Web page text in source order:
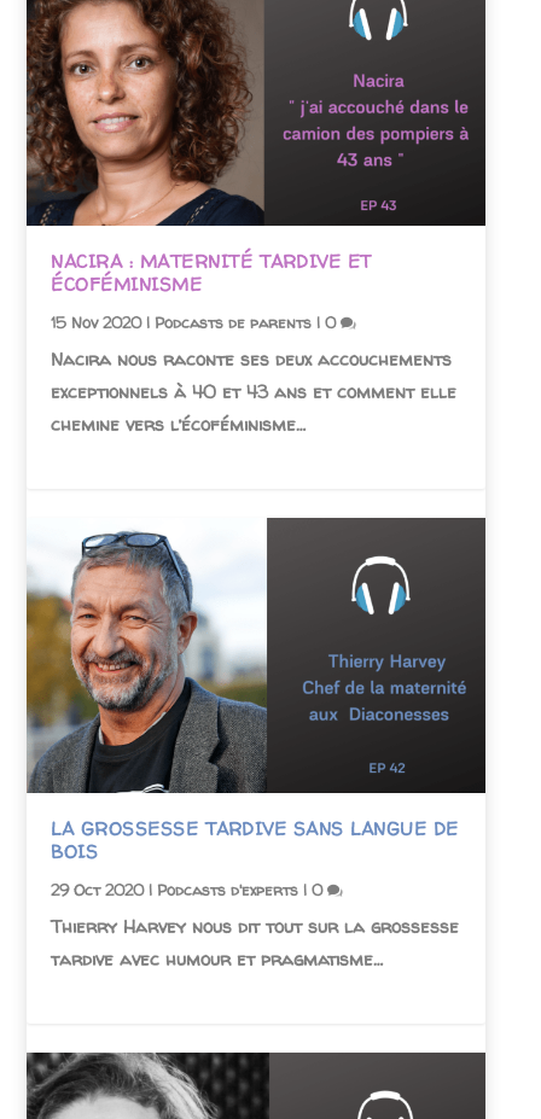
NACIRA : MATERNITÉ TARDIVE ET
ÉCOFÉMINISME
15 Nov 2020| Podcasts de parents |0
Nacira nous raconte ses deux accouchements
exceptionnels à 40 et 43 ans et comment elle
chemine vers l’écoféminisme…
LA GROSSESSE TARDIVE SANS LANGUE DE
BOIS
29 Oct 2020| Podcasts d'experts |0
Thierry Harvey nous dit tout sur la grossesse
tardive avec humour et pragmatisme…